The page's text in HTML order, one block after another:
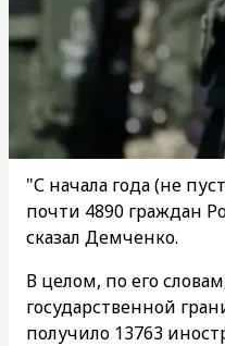
"С начала года (не
почти 4890 граждан
сказал Демченко.
В целом, по его
государственной
получило 13763